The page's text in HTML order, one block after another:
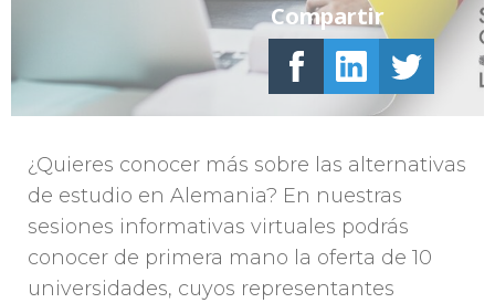
¿Quieres conocer más sobre las alternativas
de estudio en Alemania? En nuestras
sesiones informativas virtuales podrás
conocer de primera mano la oferta de 10
universidades, cuyos representantes
Compartir